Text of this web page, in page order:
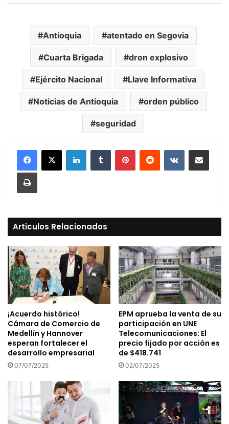
Antioquia atentado en Segovia
Cuarta Brigada dron explosivo
Ejército Nacional Llave Informativa
Noticias de Antioquia orden público
seguridad
LinkedInTumblr PinterestReddit VKontakteCompartir vía Mail
Print
Articulos Relacionados
¡Acuerdo histórico!
Cámara de Comercio de
Medellín y Hannover
esperan fortalecer el
desarrollo empresarial
07/07/2025
EPM aprueba la venta de su
participación en UNE
Telecomunicaciones: El
precio fijado por acción es
de $418.741
02/07/2025